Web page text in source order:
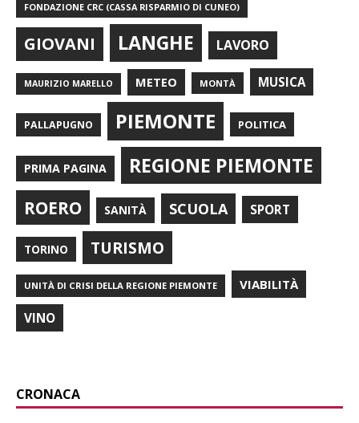
FONDAZIONE CRC (CASSA RISPARMIO DI CUNEO)
GIOVANI LANGHE LAVORO
MAURIZIO MARELLO METEO MONTÀ MUSICA
PALLAPUGNO PIEMONTE POLITICA
PRIMA PAGINA REGIONE PIEMONTE
ROERO SANITÀ SCUOLA SPORT
TORINO TURISMO
UNITÀ DI CRISI DELLA REGIONE PIEMONTE VIABILITÀ
VINO
CRONACA